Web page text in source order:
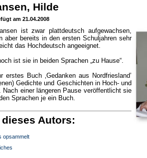
Hilde
am 21.04.2008
ist zwar plattdeutsch aufgewachsen,
aber bereits in den ersten Schuljahren sehr
das Hochdeutsch angeeignet.
ist sie in beiden Sprachen „zu Hause“.
erstes Buch ‚Gedanken aus Nordfriesland’
Gedichte und Geschichten in Hoch- und
Nach einer längeren Pause veröffentlicht sie
Sprachen je ein Buch.
Autors:
opsammelt